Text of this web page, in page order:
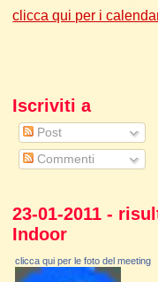
clicca qui per i
Iscriviti a
Post
Commenti
23-01-2011 -
Indoor
clicca qui per le foto del meeting